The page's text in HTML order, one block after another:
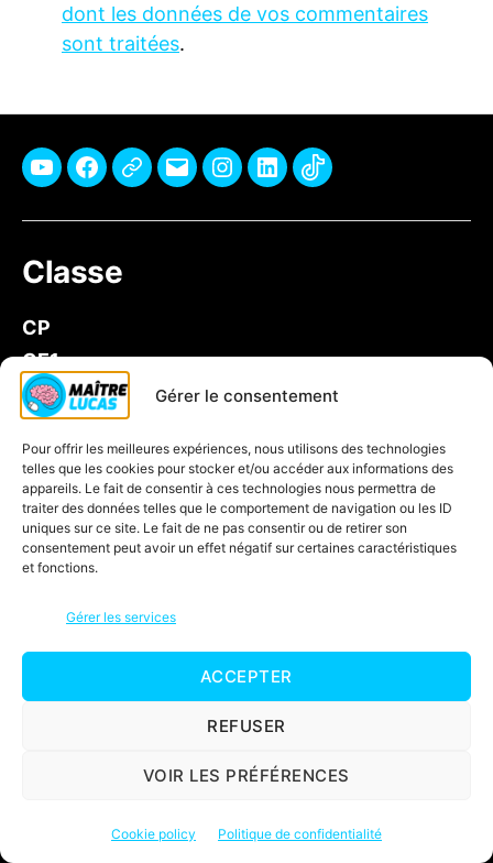
Gérer le consentement
Pour offrir les meilleures expériences, nous utilisons des technologies
telles que les cookies pour stocker et/ou accéder aux informations des
appareils. Le fait de consentir à ces technologies nous permettra de
traiter des données telles que le comportement de navigation ou les ID
uniques sur ce site. Le fait de ne pas consentir ou de retirer son
consentement peut avoir un effet négatif sur certaines caractéristiques
et fonctions.
Gérer les services
ACCEPTER
REFUSER
VOIR LES PRÉFÉRENCES
Cookie policy Politique de confidentialité
dont les données de vos commentaires
sont traitées.
YoutubeFacebook
Pinterest
E-
Instagram
LinkedinTikTok
Classe
CP
CE1
CE2
CM1
CM2
Cahiers Maître Lucas
Soutien scolaire CP CE1 CE2 CM1
Vidéos
Fiches
Jeux
Connexion